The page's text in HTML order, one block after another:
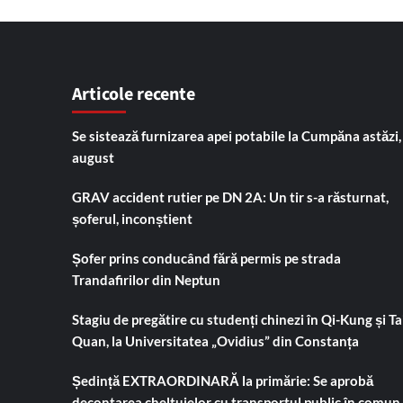
Articole recente
Se sistează furnizarea apei potabile la Cumpăna
august
GRAV accident rutier pe DN 2A: Un tir s-a răsturnat,
șoferul, inconștient
Șofer prins conducând fără permis pe strada
Trandafirilor din Neptun
Stagiu de pregătire cu studenți chinezi în Qi-Kung și
Quan, la Universitatea „Ovidius” din Constanța
Ședință EXTRAORDINARĂ la primărie: Se aprobă